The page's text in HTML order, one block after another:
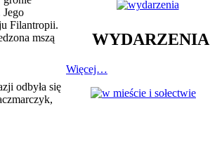
Filantropii.
mszą
odbyła się
WYDARZENIA
Więcej…